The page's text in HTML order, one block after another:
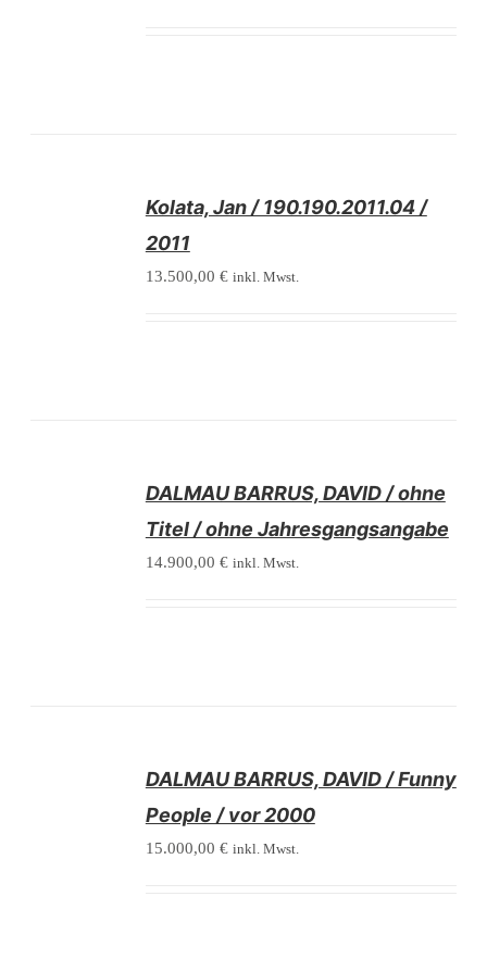
Kolata, Jan / 190.190.2011.04 /
2011
13.500,00 € inkl. Mwst.
DALMAU BARRUS, DAVID / ohne
Titel / ohne Jahresgangsangabe
14.900,00 € inkl. Mwst.
DALMAU BARRUS, DAVID / Funny
People / vor 2000
15.000,00 € inkl. Mwst.